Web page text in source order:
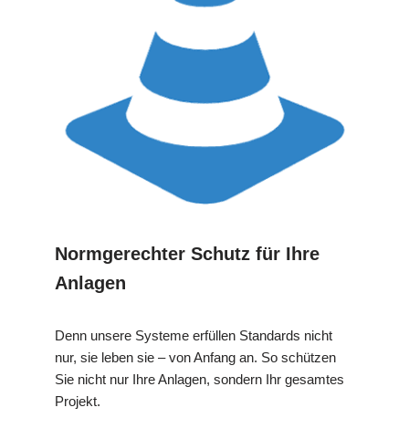
Normgerechter Schutz für Ihre
Anlagen
Denn unsere Systeme erfüllen Standards nicht
nur, sie leben sie – von Anfang an. So schützen
Sie nicht nur Ihre Anlagen, sondern Ihr gesamtes
Projekt.